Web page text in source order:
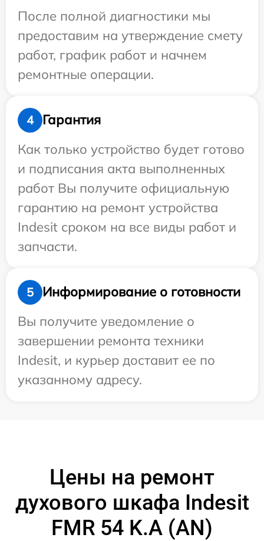
После полной диагностики мы
предоставим на утверждение смету
работ, график работ и начнем
ремонтные операции.
4
Гарантия
Как только устройство будет готово
и подписания акта выполненных
работ Вы получите официальную
гарантию на ремонт устройства
Indesit сроком на все виды работ и
запчасти.
5
Информирование о готовности
Вы получите уведомление о
завершении ремонта техники
Indesit, и курьер доставит ее по
указанному адресу.
Цены на ремонт
духового шкафа Indesit
FMR 54 K.A (AN)